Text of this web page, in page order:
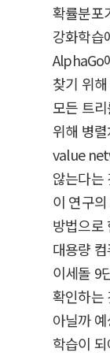
확률분포
강화학습
AlphaGo
찾기 위
모든 트
위해 병
value
않는다는
이 연구
방법으로
대용량
이세돌 9
확인하는
아닐까
학습이